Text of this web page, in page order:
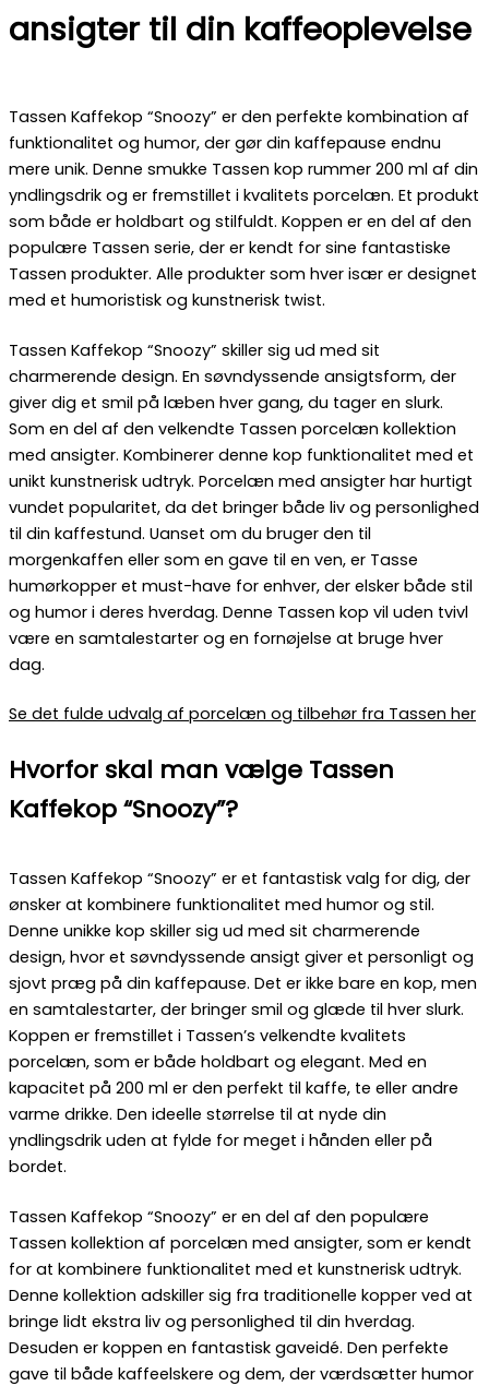
ansigter til din kaffeoplevelse
Tassen Kaffekop “Snoozy” er den perfekte kombination af
funktionalitet og humor, der gør din kaffepause endnu
mere unik. Denne smukke Tassen kop rummer 200 ml af din
yndlingsdrik og er fremstillet i kvalitets porcelæn. Et produkt
som både er holdbart og stilfuldt. Koppen er en del af den
populære Tassen serie, der er kendt for sine fantastiske
Tassen produkter. Alle produkter som hver især er designet
med et humoristisk og kunstnerisk twist.
Tassen Kaffekop “Snoozy” skiller sig ud med sit
charmerende design. En søvndyssende ansigtsform, der
giver dig et smil på læben hver gang, du tager en slurk.
Som en del af den velkendte Tassen porcelæn kollektion
med ansigter. Kombinerer denne kop funktionalitet med et
unikt kunstnerisk udtryk. Porcelæn med ansigter har hurtigt
vundet popularitet, da det bringer både liv og personlighed
til din kaffestund. Uanset om du bruger den til
morgenkaffen eller som en gave til en ven, er Tasse
humørkopper et must-have for enhver, der elsker både stil
og humor i deres hverdag. Denne Tassen kop vil uden tvivl
være en samtalestarter og en fornøjelse at bruge hver
dag.
Se det fulde udvalg af porcelæn og tilbehør fra Tassen her
Hvorfor skal man vælge Tassen
Kaffekop “Snoozy”?
Tassen Kaffekop “Snoozy” er et fantastisk valg for dig, der
ønsker at kombinere funktionalitet med humor og stil.
Denne unikke kop skiller sig ud med sit charmerende
design, hvor et søvndyssende ansigt giver et personligt og
sjovt præg på din kaffepause. Det er ikke bare en kop, men
en samtalestarter, der bringer smil og glæde til hver slurk.
Koppen er fremstillet i Tassen’s velkendte kvalitets
porcelæn, som er både holdbart og elegant. Med en
kapacitet på 200 ml er den perfekt til kaffe, te eller andre
varme drikke. Den ideelle størrelse til at nyde din
yndlingsdrik uden at fylde for meget i hånden eller på
bordet.
Tassen Kaffekop “Snoozy” er en del af den populære
Tassen kollektion af porcelæn med ansigter, som er kendt
for at kombinere funktionalitet med et kunstnerisk udtryk.
Denne kollektion adskiller sig fra traditionelle kopper ved at
bringe lidt ekstra liv og personlighed til din hverdag.
Desuden er koppen en fantastisk gaveidé. Den perfekte
gave til både kaffeelskere og dem, der værdsætter humor